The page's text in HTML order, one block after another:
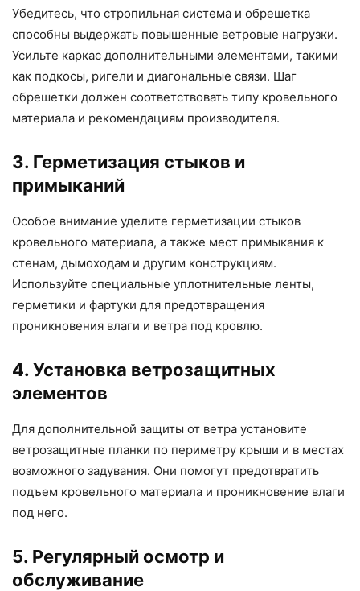
Убедитесь, что стропильная система и обрешетка
способны выдержать повышенные ветровые нагрузки.
Усильте каркас дополнительными элементами, такими
как подкосы, ригели и диагональные связи. Шаг
обрешетки должен соответствовать типу кровельного
материала и рекомендациям производителя.
3. Герметизация стыков и
примыканий
Особое внимание уделите герметизации стыков
кровельного материала, а также мест примыкания к
стенам, дымоходам и другим конструкциям.
Используйте специальные уплотнительные ленты,
герметики и фартуки для предотвращения
проникновения влаги и ветра под кровлю.
4. Установка ветрозащитных
элементов
Для дополнительной защиты от ветра установите
ветрозащитные планки по периметру крыши и в местах
возможного задувания. Они помогут предотвратить
подъем кровельного материала и проникновение влаги
под него.
5. Регулярный осмотр и
обслуживание